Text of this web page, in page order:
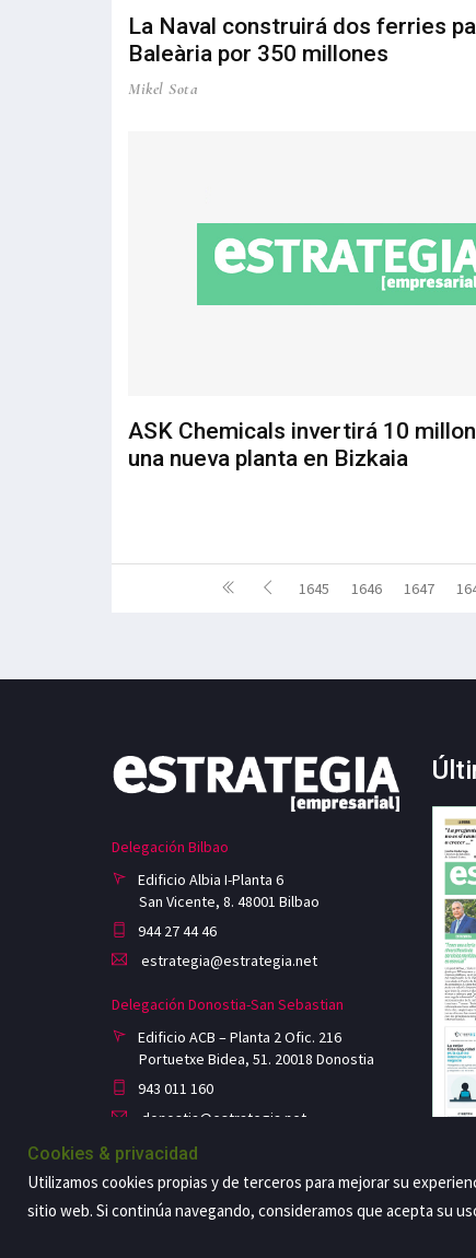
La Naval construirá dos ferries
Baleària por 350 millones
Mikel Sota
ASK Chemicals invertirá 10
una nueva planta en Bizkaia
1645 1646 1647
Delegación Bilbao
Edificio Albia I-Planta 6
San Vicente, 8. 48001 Bilbao
944 27 44 46
estrategia@estrategia.net
Delegación Donostia-San Sebastian
Edificio ACB – Planta 2 Ofic. 216
Portuetxe Bidea, 51. 20018 Donostia
943 011 160
donostia@estrategia.net
Cookies & privacidad
Utilizamos cookies propias y de terceros para mejorar su
sitio web. Si continúa navegando, consideramos que acepta su